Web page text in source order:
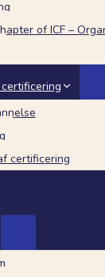
of ICF –
certificering